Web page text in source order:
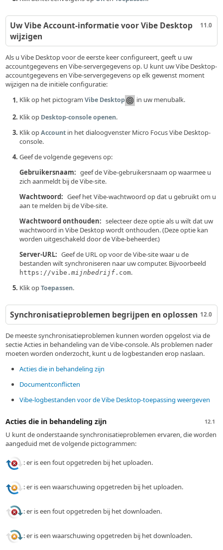
11.0
Uw Vibe Account-informatie voor Vibe Desktop
wijzigen
Als u Vibe Desktop voor de eerste keer configureert, geeft u uw
accountgegevens en Vibe-servergegevens op. U kunt uw Vibe Desktop-
accountgegevens en Vibe-servergegevens op elk gewenst moment
wijzigen na de initiële configuratie:
Klik op het pictogramVibe Desktop
in uw menubalk.
Klik op Desktop-console openen.
Klik opAccount in het dialoogvenster Micro Focus Vibe Desktop-
console.
Geef de volgende gegevens op:
Gebruikersnaam: geef de Vibe-gebruikersnaam op waarmee u
zich aanmeldt bij de Vibe-site.
Wachtwoord: Geef het Vibe-wachtwoord op dat u gebruikt om u
aan te melden bij de Vibe-site.
Wachtwoord onthouden: selecteer deze optie als u wilt dat uw
wachtwoord in Vibe Desktop wordt onthouden. (Deze optie kan
worden uitgeschakeld door de Vibe-beheerder.)
Server-URL: Geef de URL op voor de Vibe-site waar u de
bestanden wilt synchroniseren naar uw computer. Bijvoorbeeld
https://vibe.mijnbedrijf .com.
Klik opToepassen.
12.0
Synchronisatieproblemen begrijpen en oplossen
De meeste synchronisatieproblemen kunnen worden opgelost via de
sectie Acties in behandeling van de Vibe-console. Als problemen nader
moeten worden onderzocht, kunt u de logbestanden erop naslaan.
Acties die in behandeling zijn
Documentconflicten
Vibe-logbestanden voor de Vibe Desktop-toepassing weergeven
12.1
Acties die in behandeling zijn
U kunt de onderstaande synchronisatieproblemen ervaren, die worden
aangeduid met de volgende pictogrammen:
: er is een fout opgetreden bij het uploaden.
: er is een waarschuwing opgetreden bij het uploaden.
: er is een fout opgetreden bij het downloaden.
: er is een waarschuwing opgetreden bij het downloaden.